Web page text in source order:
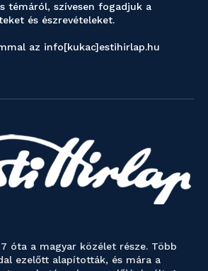
témáról, szívesen fogadjuk a
és észrevételeket.
az info[kukac]estihirlap.hu
óta a magyar közélet része. Több
ezelőtt alapították, és mára a